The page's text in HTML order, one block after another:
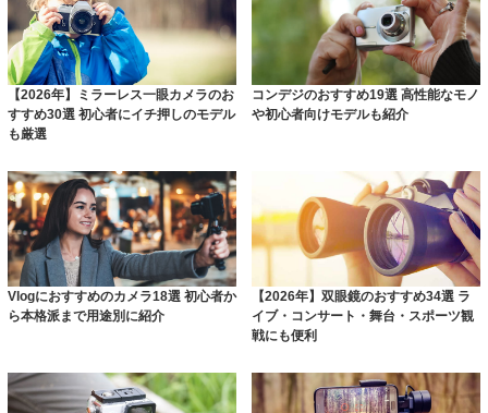
【2026年】ミラーレス一眼カメラのお
すすめ30選 初心者にイチ押しのモデル
も厳選
コンデジのおすすめ19選 高性能なモノ
や初心者向けモデルも紹介
Vlogにおすすめのカメラ18選 初心者か
ら本格派まで用途別に紹介
【2026年】双眼鏡のおすすめ34選 ラ
イブ・コンサート・舞台・スポーツ観
戦にも便利